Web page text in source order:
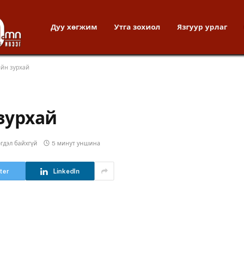
Дуу хөгжим Утга зохиол Язгуур урлаг
зурхай
байхгүй 5 минут уншина
LinkedIn